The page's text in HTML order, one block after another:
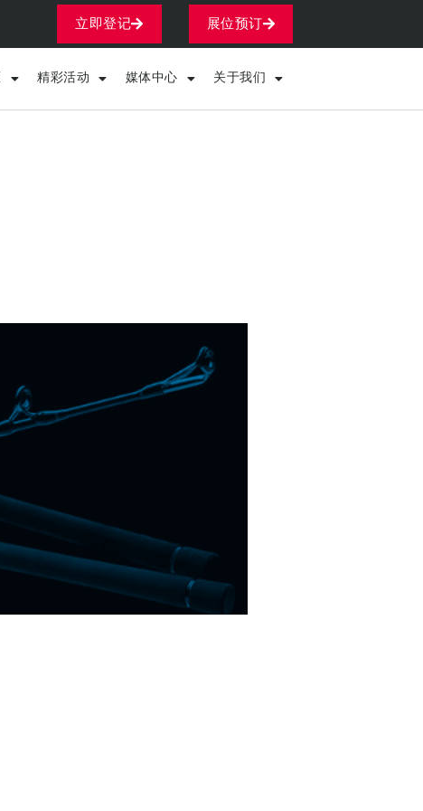
立即登记 展位预订
精彩活动 媒体中心 关于我们